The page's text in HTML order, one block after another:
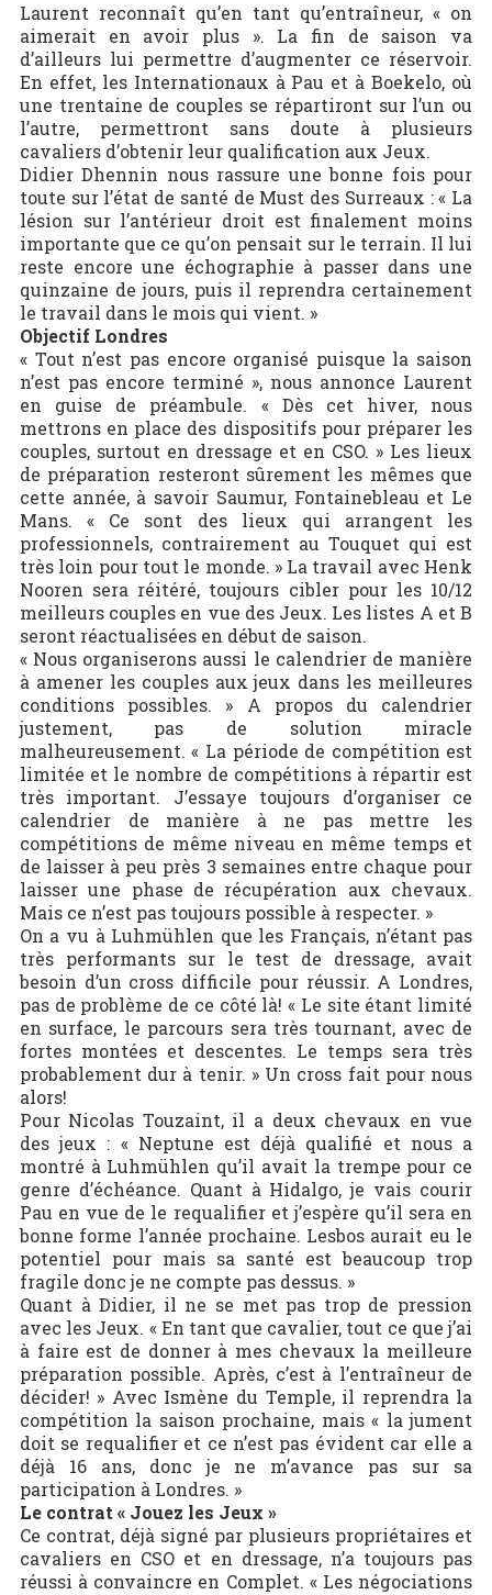
Laurent reconnaît qu’en tant qu’entraîneur, « on
aimerait en avoir plus ». La fin de saison va
d’ailleurs lui permettre d’augmenter ce réservoir.
En effet, les Internationaux à Pau et à Boekelo, où
une trentaine de couples se répartiront sur l’un ou
l’autre, permettront sans doute à plusieurs
cavaliers d’obtenir leur qualification aux Jeux.
Didier Dhennin nous rassure une bonne fois pour
toute sur l’état de santé de Must des Surreaux : « La
lésion sur l’antérieur droit est finalement moins
importante que ce qu’on pensait sur le terrain. Il lui
reste encore une échographie à passer dans une
quinzaine de jours, puis il reprendra certainement
le travail dans le mois qui vient. »
Objectif Londres
« Tout n’est pas encore organisé puisque la saison
n’est pas encore terminé », nous annonce Laurent
en guise de préambule. « Dès cet hiver, nous
mettrons en place des dispositifs pour préparer les
couples, surtout en dressage et en CSO. » Les lieux
de préparation resteront sûrement les mêmes que
cette année, à savoir Saumur, Fontainebleau et Le
Mans. « Ce sont des lieux qui arrangent les
professionnels, contrairement au Touquet qui est
très loin pour tout le monde. » La travail avec Henk
Nooren sera réitéré, toujours cibler pour les 10/12
meilleurs couples en vue des Jeux. Les listes A et B
seront réactualisées en début de saison.
« Nous organiserons aussi le calendrier de manière
à amener les couples aux jeux dans les meilleures
conditions possibles. » A propos du calendrier
justement, pas de solution miracle
malheureusement. « La période de compétition est
limitée et le nombre de compétitions à répartir est
très important. J’essaye toujours d’organiser ce
calendrier de manière à ne pas mettre les
compétitions de même niveau en même temps et
de laisser à peu près 3 semaines entre chaque pour
laisser une phase de récupération aux chevaux.
Mais ce n’est pas toujours possible à respecter. »
On a vu à Luhmühlen que les Français, n’étant pas
très performants sur le test de dressage, avait
besoin d’un cross difficile pour réussir. A Londres,
pas de problème de ce côté là! « Le site étant limité
en surface, le parcours sera très tournant, avec de
fortes montées et descentes. Le temps sera très
probablement dur à tenir. » Un cross fait pour nous
alors!
Pour Nicolas Touzaint, il a deux chevaux en vue
des jeux : « Neptune est déjà qualifié et nous a
montré à Luhmühlen qu’il avait la trempe pour ce
genre d’échéance. Quant à Hidalgo, je vais courir
Pau en vue de le requalifier et j’espère qu’il sera en
bonne forme l’année prochaine. Lesbos aurait eu le
potentiel pour mais sa santé est beaucoup trop
fragile donc je ne compte pas dessus. »
Quant à Didier, il ne se met pas trop de pression
avec les Jeux. « En tant que cavalier, tout ce que j’ai
à faire est de donner à mes chevaux la meilleure
préparation possible. Après, c’est à l’entraîneur de
décider! » Avec Ismène du Temple, il reprendra la
compétition la saison prochaine, mais « la jument
doit se requalifier et ce n’est pas évident car elle a
déjà 16 ans, donc je ne m’avance pas sur sa
participation à Londres. »
Le contrat « Jouez les Jeux »
Ce contrat, déjà signé par plusieurs propriétaires et
cavaliers en CSO et en dressage, n’a toujours pas
réussi à convaincre en Complet. « Les négociations